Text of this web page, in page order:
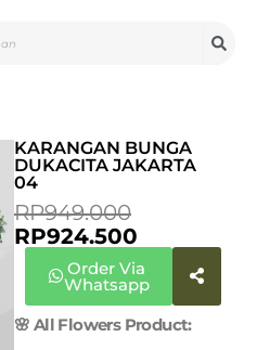
KARANGAN BUNGA
DUKACITA JAKARTA
04
RP949.000
WAS:
RP924.500
IS:
RP924.500.
Order Via
Whatsapp
🌸 All Flowers Product: